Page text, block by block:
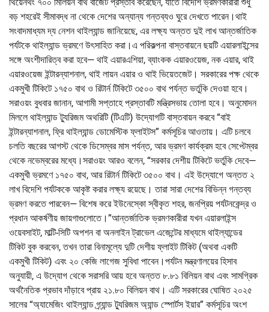
বড় শহরেই সীমাবদ্ধ না থেকে দেশের অন্যান্য গন্তব্যও ঘুরে দেখতে পারেন।থাই
সংবাদমাধ্যম দ্য নেশন থাইল্যান্ড জানিয়েছে, এর লক্ষ্য অন্তত দুই লাখ আন্তর্জাতিক
পর্যটকে থাইল্যান্ড ভ্রমণে উৎসাহিত করা।এ পরিকল্পনা বাস্তবায়নে ছয়টি এয়ারলাইন্সের
সঙ্গে অংশীদারিত্ব করা হবে— থাই এয়ারএশিয়া, ব্যাংকক এয়ারওয়েজ, নক এয়ার, থাই
এয়ারওয়েজ ইন্টারন্যাশনাল, থাই লায়ন এয়ার ও থাই ভিয়েতজেট। সরকারের পক্ষ থেকে
একমুখী টিকিটে ১৭৫০ বাথ ও রিটার্ন টিকিটে ৩৫০০ বাথ পর্যন্ত ভর্তুকি দেওয়া হবে।
সরাওয়ং বুধবার জানান, আগামী সপ্তাহে প্রস্তাবটি মন্ত্রিসভায় তোলা হবে। অনুমোদন
মিললে থাইল্যান্ড ট্যুরিজম অথরিটি (টিএটি) উদ্যোগটি বাস্তবায়ন করবে “বাই
ইন্টারন্যাশনাল, ফ্রি থাইল্যান্ড ডোমেস্টিক ফ্লাইটস” কর্মসূচির আওতায়। এটি চলবে
চলতি বছরের আগস্ট থেকে ডিসেম্বর মাস পর্যন্ত, আর ভ্রমণ কার্যক্রম হবে সেপ্টেম্বর
থেকে নভেম্বরের মধ্যে।সরাওয়ং আরও বলেন, “সরকার দেশীয় টিকিটে ভর্তুকি দেবে—
একমুখী ভ্রমণে ১৭৫০ বাথ, আর রিটার্ন টিকিটে ৩৫০০ বাথ। এই উদ্যোগে অন্তত ২
লাখ বিদেশি পর্যটককে আকৃষ্ট করার লক্ষ্য রয়েছে। তারা সারা দেশের বিভিন্ন গন্তব্য
ভ্রমণ করতে পারবেন— বিশেষ করে ইউনেস্কো স্বীকৃত শহর, জনপ্রিয় পর্যটনকেন্দ্র ও
প্রধান আকর্ষণীয় জায়গাগুলোতে।”আন্তর্জাতিক ভ্রমণকারীরা যখন এয়ারলাইন্স
ওয়েবসাইট, মাল্টি-সিটি অপশন বা অনলাইন ট্রাভেল এজেন্টের মাধ্যমে থাইল্যান্ডের
টিকিট বুক করবেন, তখন তারা বিনামূল্যে দুটি দেশীয় ফ্লাইট টিকিট (অথবা একটি
একমুখী টিকিট) এবং ২০ কেজি লাগেজ সুবিধা পাবেন।পর্যটন মন্ত্রণালয়ের হিসাব
অনুযায়ী, এ উদ্যোগ থেকে সরাসরি আয় হবে অন্তত ৮.৮১ বিলিয়ন বাথ এবং সামগ্রিক
অর্থনৈতিক প্রভাব দাঁড়াবে প্রায় ২১.৮০ বিলিয়ন বাথ। এটি সরকারের ঘোষিত ২০২৫
সালের “অ্যামেজিং থাইল্যান্ড গ্র্যান্ড ট্যুরিজম অ্যান্ড স্পোর্টস ইয়ার” কর্মসূচির অংশ